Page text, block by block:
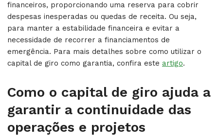
financeiros, proporcionando uma reserva para cobrir
despesas inesperadas ou quedas de receita. Ou seja,
para manter a estabilidade financeira e evitar a
necessidade de recorrer a financiamentos de
emergência. Para mais detalhes sobre como utilizar o
capital de giro como garantia, confira este artigo.
Como o capital de giro ajuda a
garantir a continuidade das
operações e projetos